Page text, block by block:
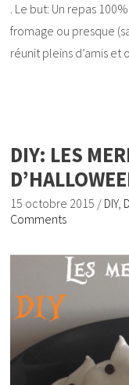
. Le but: Un repas
fromage ou presque
réunit pleins d’amis et
DIY: LES
15 octobre 2015 / DIY,
Comments